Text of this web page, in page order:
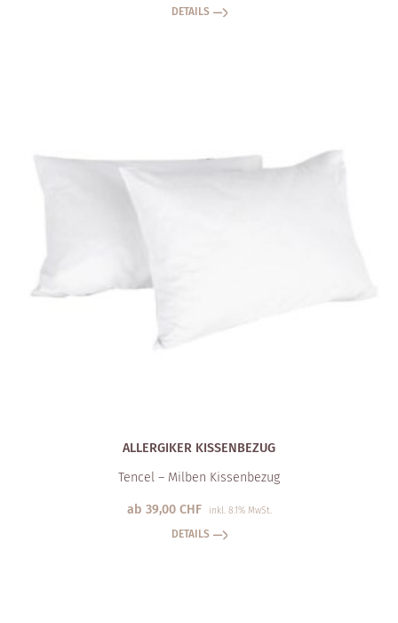
DETAILS
ALLERGIKER KISSENBEZUG
Tencel – Milben Kissenbezug
ab 39,00 CHF inkl. 8.1% MwSt.
DETAILS